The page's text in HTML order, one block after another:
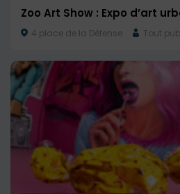
Zoo Art Show : Expo d’art
4 place de la Défense Tout